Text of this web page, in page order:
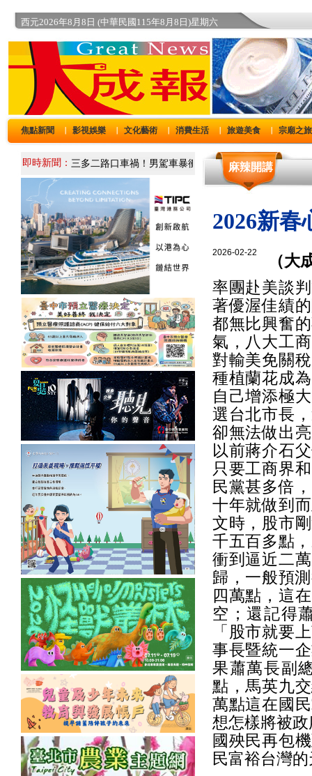
西元2026年8月8日 (中華民國115年8月8日)星期六
焦點新聞 影視娛樂 文化藝術 消費生活 旅遊美食 宗廟之旅
即時新聞： 麻辣開講
2026新
2026-02-22
（大
率團赴美談
著優渥佳績
都無比興奮
氣，八大工
對輸美免關
種植蘭花成
自己增添極
選台北市長
卻無法做出
以前蔣介石
只要工商界
民黨甚多倍
十年就做到
文時，股市
千五百多點
衝到逼近二
歸，一般預
四萬點，這
空；還記得
「股市就要
事長暨統一
果蕭萬長副
點，馬英九
萬點這在國
想怎樣將被
國殃民再包
民富裕台灣